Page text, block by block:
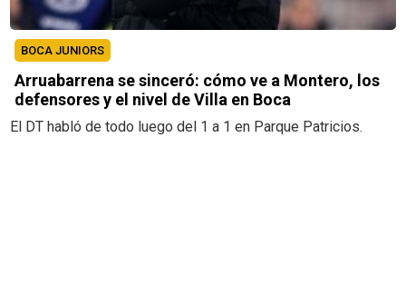
BOCA JUNIORS
Arruabarrena se sinceró: cómo ve a Montero, los
defensores y el nivel de Villa en Boca
El DT habló de todo luego del 1 a 1 en Parque Patricios.